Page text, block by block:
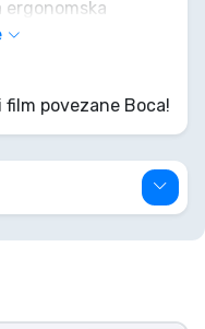
ml
trkaćeg automobila
Bilo da se
na
da se ne
Napunite je,
svima tko je pravi
povezane Boca!